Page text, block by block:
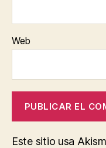
Web
Este sitio usa